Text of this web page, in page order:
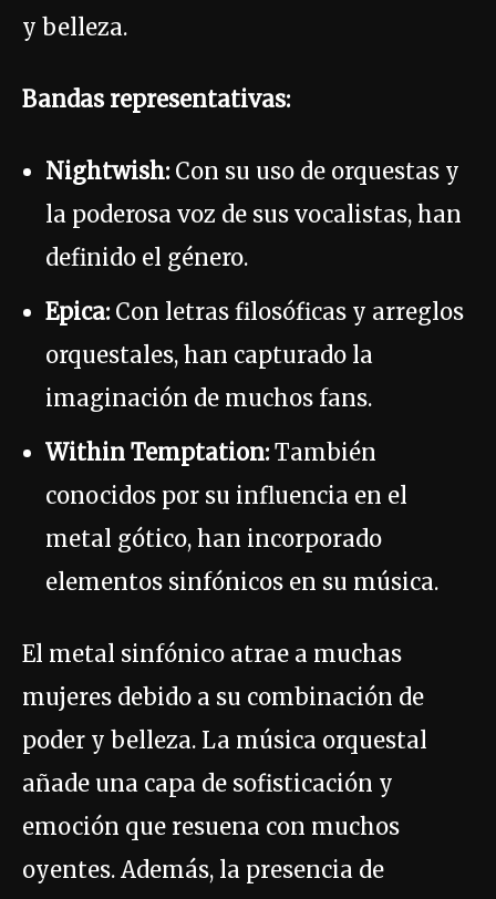
y belleza.
Bandas representativas:
Nightwish: Con su uso de orquestas y
la poderosa voz de sus vocalistas, han
definido el género.
Epica: Con letras filosóficas y arreglos
orquestales, han capturado la
imaginación de muchos fans.
Within Temptation: También
conocidos por su influencia en el
metal gótico, han incorporado
elementos sinfónicos en su música.
El metal sinfónico atrae a muchas
mujeres debido a su combinación de
poder y belleza. La música orquestal
añade una capa de sofisticación y
emoción que resuena con muchos
oyentes. Además, la presencia de